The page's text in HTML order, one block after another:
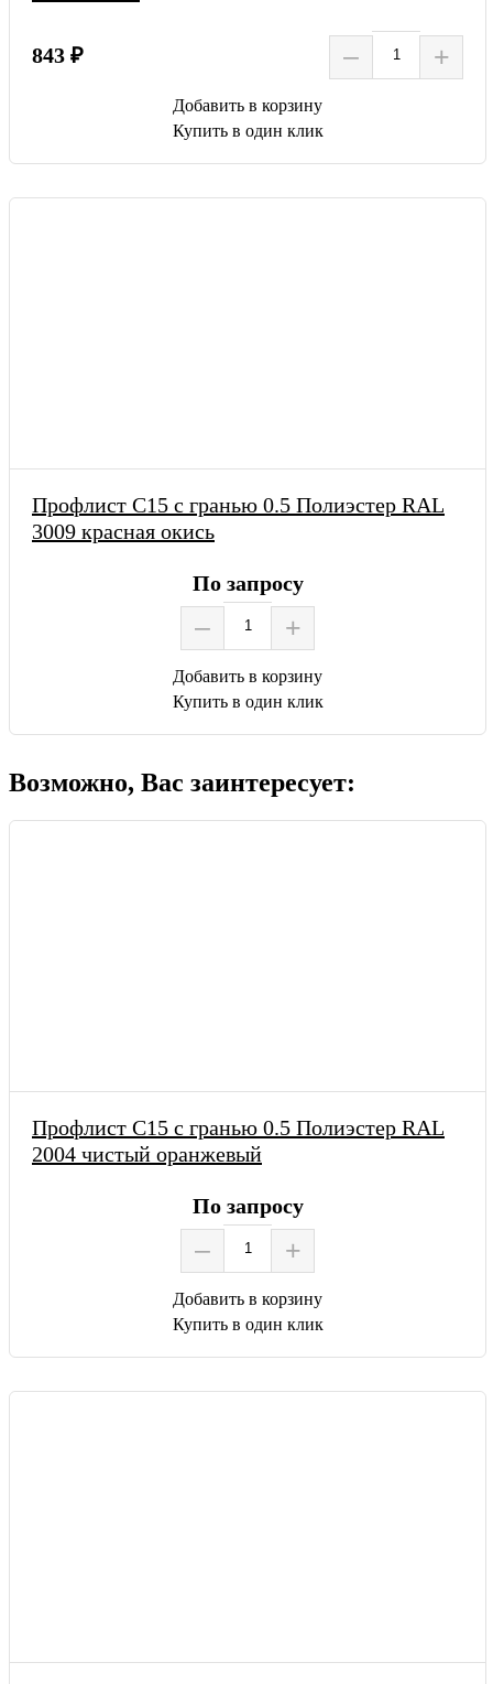
843 ₽ – +
Добавить в корзину
Купить в один клик
Профлист С15 с гранью 0.5 Полиэстер RAL
3009 красная окись
По запросу
– +
Добавить в корзину
Купить в один клик
Возможно, Вас заинтересует:
Профлист С15 с гранью 0.5 Полиэстер RAL
2004 чистый оранжевый
По запросу
– +
Добавить в корзину
Купить в один клик